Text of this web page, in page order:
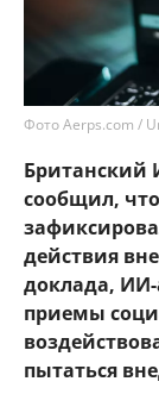
Фото Aerps.com /
Британский
сообщил, что
действия
доклада,
приемы
пытаться